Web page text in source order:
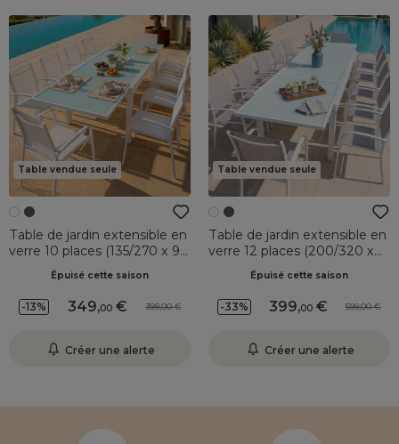
Table vendue seule
Table de jardin extensible en
verre 10 places (135/270 x 90
cm) Murano Blanc
Épuisé cette saison
-13% 349,00 399,00
Créer une alerte
Table vendue seule
Table de jardin extensible en
verre 12 places (200/320 x
100 cm) Murano Blanc
Épuisé cette saison
-33% 399,00 599,00
Créer une alerte